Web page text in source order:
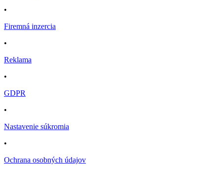
•
Firemná inzercia
•
Reklama
•
GDPR
•
Nastavenie súkromia
•
Ochrana osobných údajov